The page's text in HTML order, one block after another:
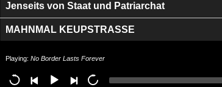
Jenseits von Staat und Patriarchat
MAHNMAL KEUPSTRASSE
Tapping für überforderte Nervensysteme und
Playing: No Border Lasts Forever